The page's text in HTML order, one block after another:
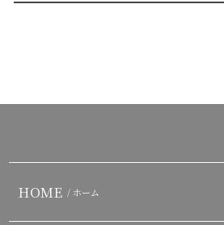
HOME / ホーム